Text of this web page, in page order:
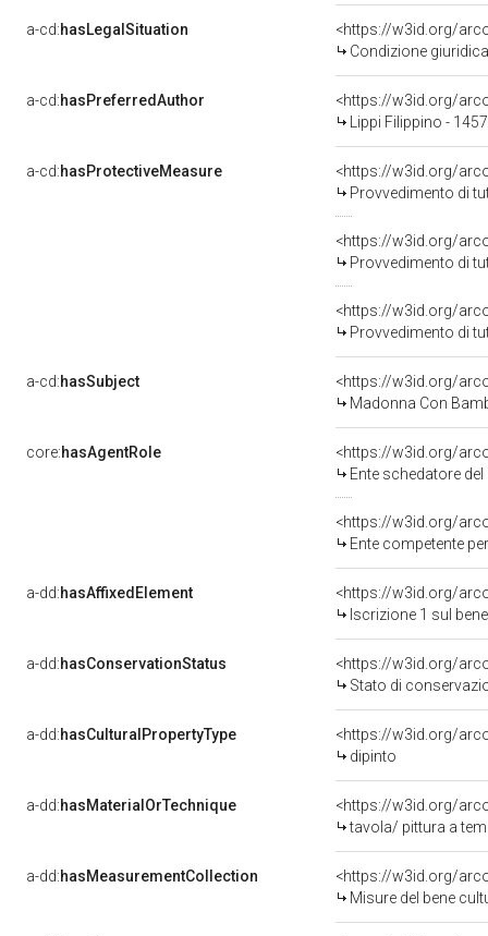
a-cd:hasLegalSituation
<https://w3id.org/
Condizione
a-cd:hasPreferredAuthor
<https://w3id.org/
Lippi Filippino -
a-cd:hasProtectiveMeasure
<https://w3id.org/
Provvedimento di
<https://w3id.org/
Provvedimento di
<https://w3id.org/
Provvedimento di
a-cd:hasSubject
<https://w3id.org/
Madonna Con
core:hasAgentRole
<https://w3id.org/
Ente schedatore del
<https://w3id.org/
Ente competente per tutela del
a-dd:hasAffixedElement
<https://w3id.org/
Iscrizione 1 sul
a-dd:hasConservationStatus
<https://w3id.org/
Stato di
a-dd:hasCulturalPropertyType
<https://w3id.org/
dipinto
a-dd:hasMaterialOrTechnique
<https://w3id.org/
tavola/ pittura a
a-dd:hasMeasurementCollection
<https://w3id.org/
Misure del bene